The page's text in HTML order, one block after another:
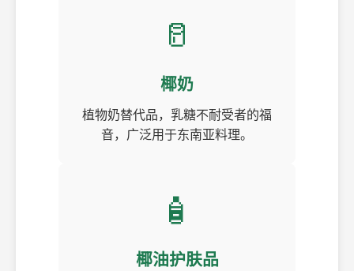
🥛
椰奶
植物奶替代品，乳糖不耐受者的福
音，广泛用于东南亚料理。
🧴
椰油护肤品